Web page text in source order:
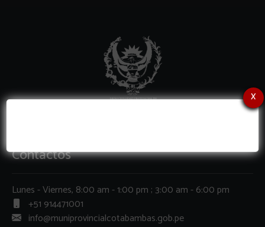
x
Contactos
Lunes - Viernes, 8:00 am - 1:00 pm ; 3:00 am - 6:00 pm
+51 914471001
info@muniprovincialcotabambas.gob.pe